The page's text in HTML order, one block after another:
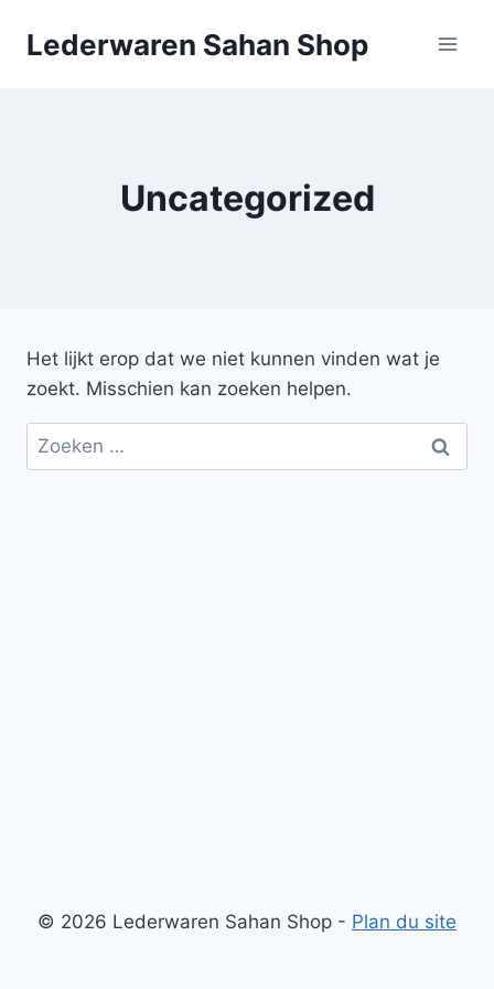
Lederwaren Sahan Shop
Uncategorized
Het lijkt erop dat we niet kunnen vinden wat je
zoekt. Misschien kan zoeken helpen.
Zoeken
naar:
© 2026 Lederwaren Sahan Shop - Plan du site